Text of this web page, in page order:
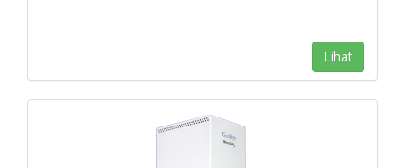
Lihat